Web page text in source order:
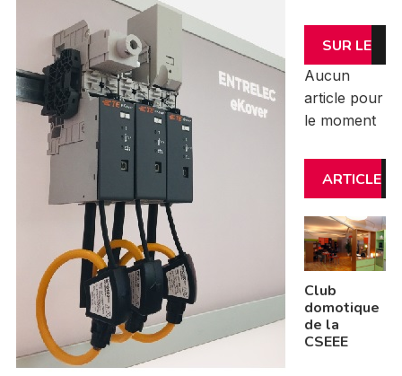
SUR LE
MÊME
SUJET
Aucun
article pour
le moment
ARTICLE
S
INSCRIT
S
Club
domotique
de la
CSEEE